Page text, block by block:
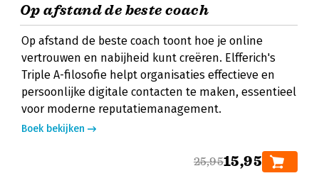
Op afstand de beste coach
Op afstand de beste coach toont hoe je online
vertrouwen en nabijheid kunt creëren. Elfferich's
Triple A-filosofie helpt organisaties effectieve en
persoonlijke digitale contacten te maken, essentieel
voor moderne reputatiemanagement.
Boek bekijken
25,9515,95